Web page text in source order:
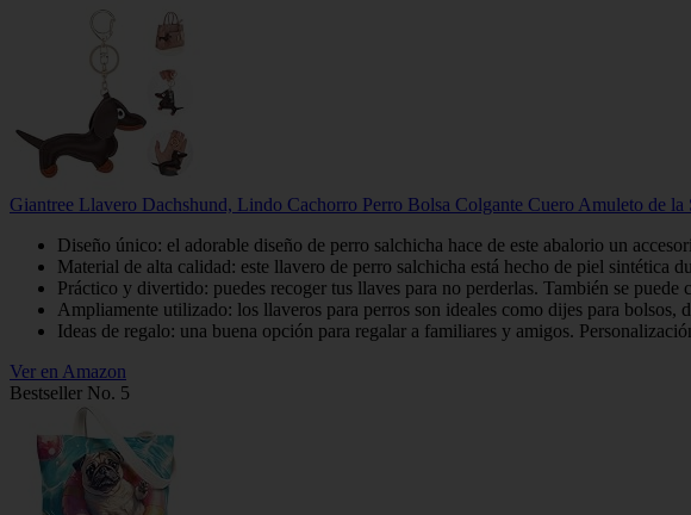
Giantree Llavero Dachshund, Lindo Cachorro Perro Bolsa Colgante Cuero Amuleto de
Diseño único: el adorable diseño de perro salchicha hace de este abalorio un
Material de alta calidad: este llavero de perro salchicha está hecho de piel sintética
Práctico y divertido: puedes recoger tus llaves para no perderlas. También se
Ampliamente utilizado: los llaveros para perros son ideales como dijes para
Ideas de regalo: una buena opción para regalar a familiares y amigos.
Ver en Amazon
Bestseller No. 5